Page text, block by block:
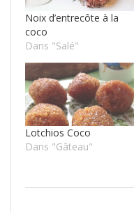
Noix d’entrecôte à la
coco
Dans "Salé"
Lotchios Coco
Dans "Gâteau"